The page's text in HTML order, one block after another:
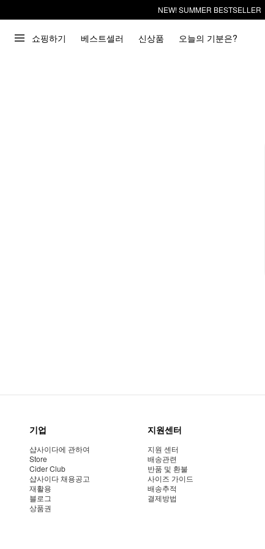
NEW! SUMMER BESTSELLER
쇼핑하기 베스트셀러 신상품 오늘의 기분은?
기업
샵사이다에 관하여
Store
Cider Club
샵사이다 채용공고
재활용
블로그
상품권
지원센터
지원 센터
배송관련
반품 및 환불
사이즈 가이드
배송추적
결제방법